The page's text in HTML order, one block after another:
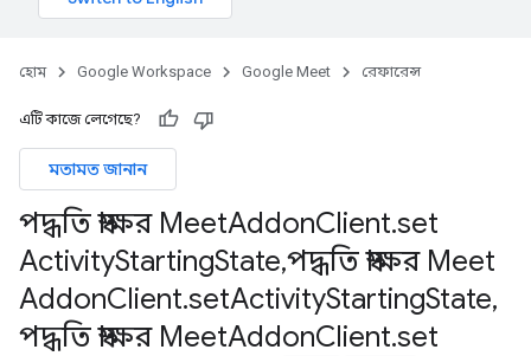
হোম Google Workspace Google Meet রেফারেন্স
এটি কাজে লেগেছে?
মতামত জানান
পদ্ধতি স্বাক্ষর MeetAddonClient.set
ActivityStartingState,পদ্ধতি স্বাক্ষর Meet
AddonClient.setActivityStartingState,
পদ্ধতি স্বাক্ষর MeetAddonClient.set